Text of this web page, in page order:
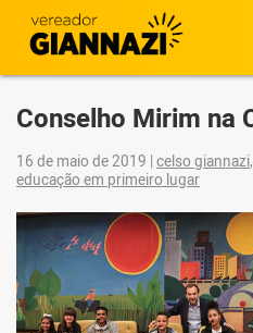
Conselho Mirim na
16 de maio de 2019 | celso giannazi,
educação em primeiro lugar